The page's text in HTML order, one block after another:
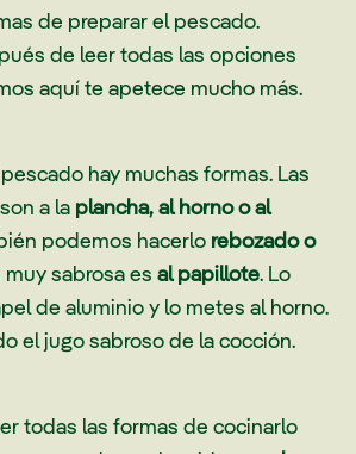
de preparar el pescado.
de leer todas las opciones
aquí te apetece mucho más.
hay muchas formas. Las
a la plancha, al horno o al
podemos hacerlo rebozado o
muy sabrosa esal papillote. Lo
de aluminio y lo metes al horno.
el jugo sabroso de la cocción.
todas las formas de cocinarlo